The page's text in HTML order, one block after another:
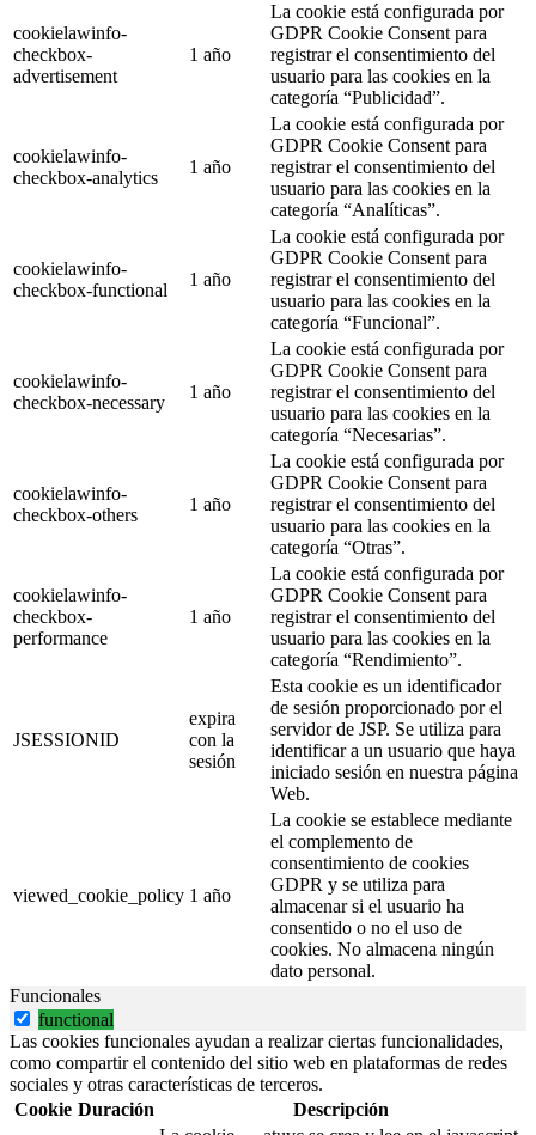
cookielawinfo-
checkbox-
advertisement
1 año
La cookie está configurada por
GDPR Cookie Consent para
registrar el consentimiento del
usuario para las cookies en la
categoría “Publicidad”.
cookielawinfo-
checkbox-analytics
1 año
La cookie está configurada por
GDPR Cookie Consent para
registrar el consentimiento del
usuario para las cookies en la
categoría “Analíticas”.
cookielawinfo-
checkbox-functional
1 año
La cookie está configurada por
GDPR Cookie Consent para
registrar el consentimiento del
usuario para las cookies en la
categoría “Funcional”.
cookielawinfo-
checkbox-necessary
1 año
La cookie está configurada por
GDPR Cookie Consent para
registrar el consentimiento del
usuario para las cookies en la
categoría “Necesarias”.
cookielawinfo-
checkbox-others
1 año
La cookie está configurada por
GDPR Cookie Consent para
registrar el consentimiento del
usuario para las cookies en la
categoría “Otras”.
cookielawinfo-
checkbox-
performance
1 año
La cookie está configurada por
GDPR Cookie Consent para
registrar el consentimiento del
usuario para las cookies en la
categoría “Rendimiento”.
JSESSIONID
expira
con la
sesión
Esta cookie es un identificador
de sesión proporcionado por el
servidor de JSP. Se utiliza para
identificar a un usuario que haya
iniciado sesión en nuestra página
Web.
viewed_cookie_policy 1 año
La cookie se establece mediante
el complemento de
consentimiento de cookies
GDPR y se utiliza para
almacenar si el usuario ha
consentido o no el uso de
cookies. No almacena ningún
dato personal.
Funcionales
functional
Las cookies funcionales ayudan a realizar ciertas funcionalidades,
como compartir el contenido del sitio web en plataformas de redes
sociales y otras características de terceros.
Cookie Duración Descripción